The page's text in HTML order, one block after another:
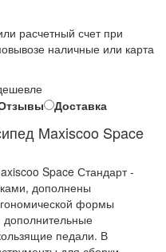
расчетный счет при
наличные или карта
Доставка
Maxiscoo Space
Space Стандарт -
дополнены
формы
дополнительные
педали. В